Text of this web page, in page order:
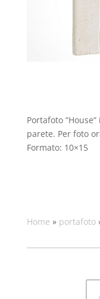
Portafoto
parete. Per foto
Formato: 10×15
Home » portafoto